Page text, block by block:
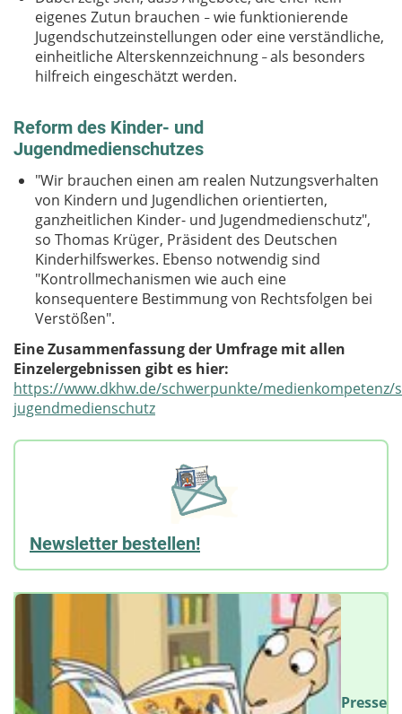
eigenes Zutun brauchen – wie funktionierende
Jugendschutzeinstellungen oder eine verständliche,
einheitliche Alterskennzeichnung – als besonders
hilfreich eingeschätzt werden.
Reform des Kinder- und
Jugendmedienschutzes
"Wir brauchen einen am realen Nutzungsverhalten
von Kindern und Jugendlichen orientierten,
ganzheitlichen Kinder- und Jugendmedienschutz",
so Thomas Krüger, Präsident des Deutschen
Kinderhilfswerkes. Ebenso notwendig sind
"Kontrollmechanismen wie auch eine
konsequentere Bestimmung von Rechtsfolgen bei
Verstößen".
Eine Zusammenfassung der Umfrage mit allen
Einzelergebnissen gibt es hier:
https://www.dkhw.de/schwerpunkte/medienkompetenz/
jugendmedienschutz
Newsletter bestellen!
Presse